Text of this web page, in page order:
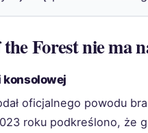
Forest nie ma
konsolowej
oficjalnego powodu
roku podkreślono, że